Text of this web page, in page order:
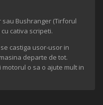
Bushranger (Tirforul
cativa scripeti.
castiga usor-usor in
departe de tot.
motorul o sa o ajute mult in